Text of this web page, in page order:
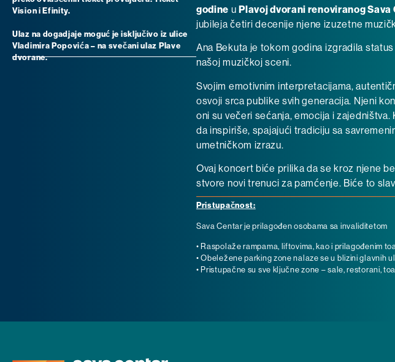
Vision i Efinity.
Ulaz na dogadjaje moguć je isključivo iz ulice
Vladimira Popovića – na svečani ulaz Plave
dvorane.
godine uPlavoj dvorani renoviranogSava
jubileja četiri decenije njene izuzetne
Ana Bekuta je tokom godina izgradila
našoj muzičkoj sceni.
Svojim emotivnim interpretacijama,
osvoji srca publike svih generacija. Njeni
oni su večeri sećanja, emocija i
da inspiriše, spajajući tradiciju sa
umetničkom izrazu.
Ovaj koncert biće prilika da se kroz njene
stvore novi trenuci za pamćenje. Biće to
Pristupačnost:
Sava Centar je prilagođen osobama sa invaliditetom
• Raspolaže rampama, liftovima, kao i prilagođenim
• Obeležene parking zone nalaze se u blizini glavnih
• Pristupačne su sve ključne zone – sale, restorani,